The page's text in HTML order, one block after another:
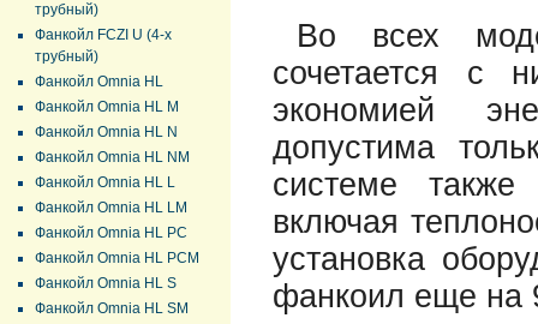
трубный)
Фанкойл FCZI U (4-х
трубный)
Фанкойл Omnia HL
Фанкойл Omnia HL M
Фанкойл Omnia HL N
Фанкойл Omnia HL NM
Фанкойл Omnia HL L
Фанкойл Omnia HL LМ
Фанкойл Omnia HL PC
Фанкойл Omnia HL PCM
Фанкойл Omnia HL S
Фанкойл Omnia HL SM
Во всех
сочетается с
экономией
допустима
системе также
включая
установка
фанкоил еще на